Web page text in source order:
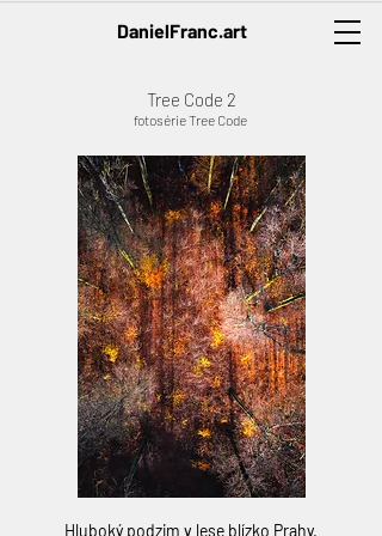
DanielFranc.art
Tree Code 2
fotosérie Tree Code
Hluboký podzim v lese blízko Prahy.